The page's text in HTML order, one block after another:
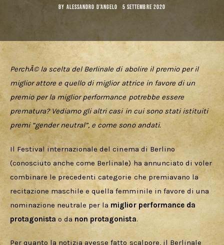
Cercatori
Download
BY ALESSANDRO D'ANGELO 5 SETTEMBRE 2020
PerchÃ© la scelta del Berlinale di abolire il premio per il
miglior attore e quello di miglior attrice in favore di un
premio per la miglior performance potrebbe essere
prematura? Vediamo gli altri casi in cui sono stati istituiti
premi “gender neutral”, e come sono andati.
Il Festival internazionale del cinema di Berlino
(conosciuto anche come Berlinale) ha annunciato di voler
combinare le precedenti categorie che premiavano la
recitazione maschile e quella femminile in favore di una
nominazione neutrale per la miglior performance da
protagonista o da non protagonista.
Per quanto la notizia avesse fatto scalpore, il Berlinale